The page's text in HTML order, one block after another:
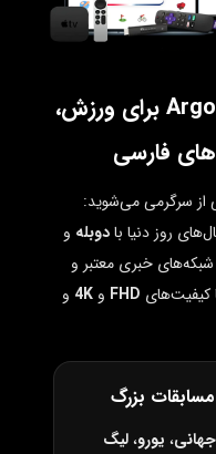
پکیج‌های پرمیوم Argon IPTV برای ورزش،
فارسی
از سرگرمی می‌شوید:
روز دنیا بادوبله و
خبری معتبر و
کیفیت‌های FHD و 4K و
بزرگ
، یورو،لیگ